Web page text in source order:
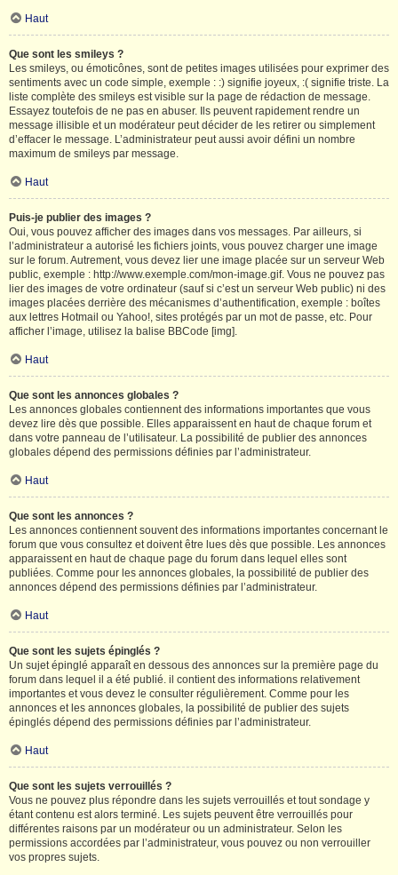
Haut
Que sont les smileys ?
Les smileys, ou émoticônes, sont de petites images utilisées pour exprimer des
sentiments avec un code simple, exemple : :) signifie joyeux, :( signifie triste. La
liste complète des smileys est visible sur la page de rédaction de message.
Essayez toutefois de ne pas en abuser. Ils peuvent rapidement rendre un
message illisible et un modérateur peut décider de les retirer ou simplement
d’effacer le message. L’administrateur peut aussi avoir défini un nombre
maximum de smileys par message.
Haut
Puis-je publier des images ?
Oui, vous pouvez afficher des images dans vos messages. Par ailleurs, si
l’administrateur a autorisé les fichiers joints, vous pouvez charger une image
sur le forum. Autrement, vous devez lier une image placée sur un serveur Web
public, exemple : http://www.exemple.com/mon-image.gif. Vous ne pouvez pas
lier des images de votre ordinateur (sauf si c’est un serveur Web public) ni des
images placées derrière des mécanismes d’authentification, exemple : boîtes
aux lettres Hotmail ou Yahoo!, sites protégés par un mot de passe, etc. Pour
afficher l’image, utilisez la balise BBCode [img].
Haut
Que sont les annonces globales ?
Les annonces globales contiennent des informations importantes que vous
devez lire dès que possible. Elles apparaissent en haut de chaque forum et
dans votre panneau de l’utilisateur. La possibilité de publier des annonces
globales dépend des permissions définies par l’administrateur.
Haut
Que sont les annonces ?
Les annonces contiennent souvent des informations importantes concernant le
forum que vous consultez et doivent être lues dès que possible. Les annonces
apparaissent en haut de chaque page du forum dans lequel elles sont
publiées. Comme pour les annonces globales, la possibilité de publier des
annonces dépend des permissions définies par l’administrateur.
Haut
Que sont les sujets épinglés ?
Un sujet épinglé apparaît en dessous des annonces sur la première page du
forum dans lequel il a été publié. il contient des informations relativement
importantes et vous devez le consulter régulièrement. Comme pour les
annonces et les annonces globales, la possibilité de publier des sujets
épinglés dépend des permissions définies par l’administrateur.
Haut
Que sont les sujets verrouillés ?
Vous ne pouvez plus répondre dans les sujets verrouillés et tout sondage y
étant contenu est alors terminé. Les sujets peuvent être verrouillés pour
différentes raisons par un modérateur ou un administrateur. Selon les
permissions accordées par l’administrateur, vous pouvez ou non verrouiller
vos propres sujets.